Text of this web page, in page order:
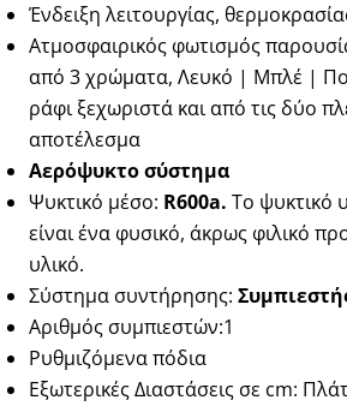
Ένδειξη λειτουργίας,
Ατμοσφαιρικός φωτισμός
από 3 χρώματα, Λευκό | Μπλέ |
ράφι ξεχωριστά και από τις δύο
αποτέλεσμα
Αερόψυκτο σύστημα
Ψυκτικό μέσο: R600a. Το ψυκτικό
είναι ένα φυσικό, άκρως φιλικό
υλικό.
Σύστημα συντήρησης:
Αριθμός συμπιεστών:1
Ρυθμιζόμενα πόδια
Εξωτερικές Διαστάσεις σε cm: